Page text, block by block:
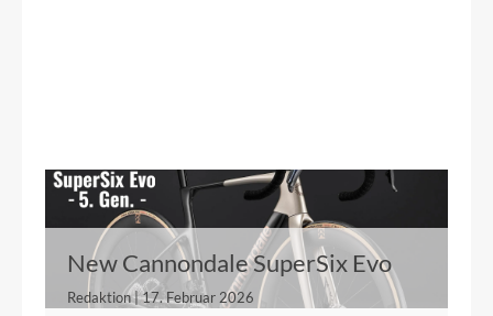
New Cannondale SuperSix Evo
Redaktion | 17. Februar 2026